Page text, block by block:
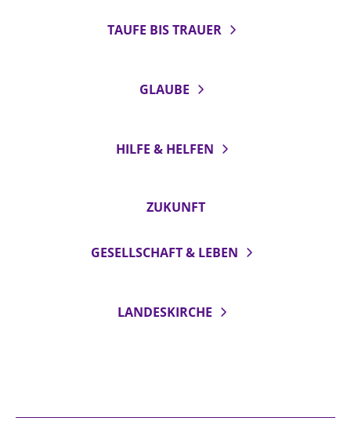
TAUFE BIS TRAUER
GLAUBE
HILFE & HELFEN
ZUKUNFT
GESELLSCHAFT & LEBEN
LANDESKIRCHE